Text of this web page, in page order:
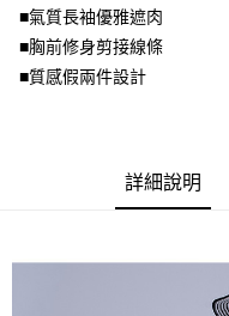
易，需依本服務之必要範圍內
權轉讓予恩沛科技股份有限公司
２．關於個人資料處理事宜，
https://aftee.tw/terms/#terms3
４．使用「AFTEE先享後付」
時審查核予不同之上限額度；
恩沛科技股份有限公司將有權
■氣質長袖優雅遮肉
■胸前修身剪接線條
■質感假兩件設計
詳細說明